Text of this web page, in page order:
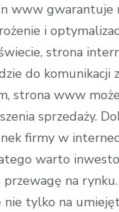
www gwarantuje
i
strona
do komunikacji
strona www
sprzedaży.
firmy w
warto
na
tylko na